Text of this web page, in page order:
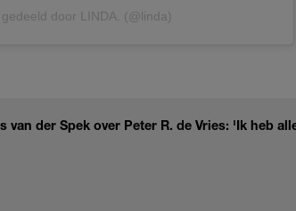
door LINDA. (@linda)
van der Spek over Peter R. de Vries: 'Ik heb